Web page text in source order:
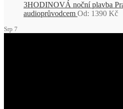
3HODINOVÁ noční plavba
audioprůvodcem Od: 1390 Kč
Srp 7